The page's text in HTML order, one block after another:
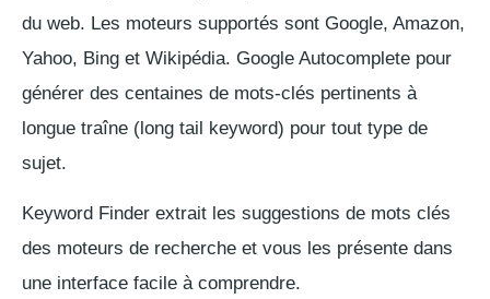
du web. Les moteurs supportés sont Google, Amazon,
Yahoo, Bing et Wikipédia. Google Autocomplete pour
générer des centaines de mots-clés pertinents à
longue traîne (long tail keyword) pour tout type de
sujet.
Keyword Finder extrait les suggestions de mots clés
des moteurs de recherche et vous les présente dans
une interface facile à comprendre.